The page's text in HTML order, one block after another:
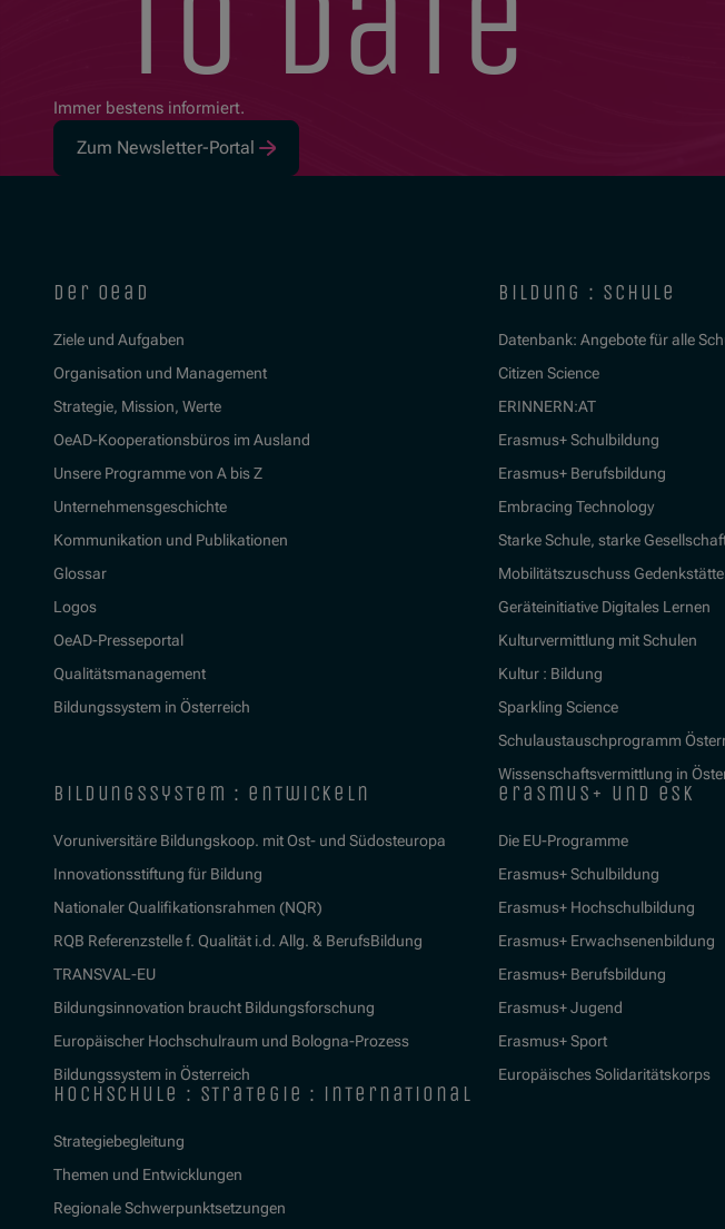
Immer bestens informiert.
Zum Newsletter-Portal
der oead
Ziele und Aufgaben
Organisation und Management
Strategie, Mission, Werte
OeAD-Kooperationsbüros im Ausland
Unsere Programme von A bis Z
Unternehmensgeschichte
Kommunikation und Publikationen
Glossar
Logos
OeAD-Presseportal
Qualitätsmanagement
Bildungssystem in Österreich
bildung : schule
Datenbank: Angebote für alle
Citizen Science
ERINNERN:AT
Erasmus+ Schulbildung
Erasmus+ Berufsbildung
Embracing Technology
Starke Schule, starke
Mobilitätszuschuss
Geräteinitiative Digitales Lernen
Kulturvermittlung mit Schulen
Kultur : Bildung
Sparkling Science
Schulaustauschprogramm
Wissenschaftsvermittlung in
bildungssystem : entwickeln
Voruniversitäre Bildungskoop. mit Ost- und Südosteuropa
Innovationsstiftung für Bildung
Nationaler Qualifikationsrahmen (NQR)
RQB Referenzstelle f. Qualität i.d. Allg. & BerufsBildung
TRANSVAL-EU
Bildungsinnovation braucht Bildungsforschung
Europäischer Hochschulraum und Bologna-Prozess
Bildungssystem in Österreich
erasmus+ und esk
Die EU-Programme
Erasmus+ Schulbildung
Erasmus+ Hochschulbildung
Erasmus+ Erwachsenenbildung
Erasmus+ Berufsbildung
Erasmus+ Jugend
Erasmus+ Sport
Europäisches Solidaritätskorps
hochschule : strategie : international
Strategiebegleitung
Themen und Entwicklungen
Regionale Schwerpunktsetzungen